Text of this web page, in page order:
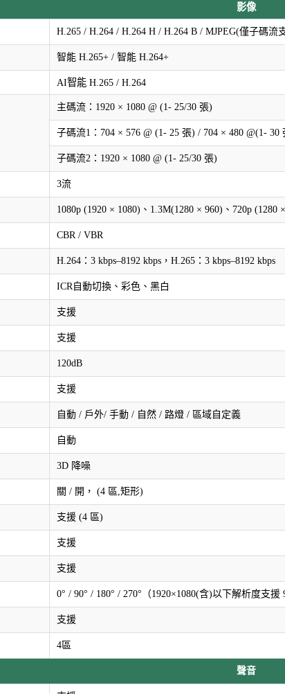
影像
H.265 / H.264 / H.264 H / H.264 B / MJPEG(僅子碼流
智能 H.265+ / 智能 H.264+
AI智能 H.265 / H.264
主碼流：1920 × 1080 @ (1- 25/30 張)
子碼流1：704 × 576 @ (1- 25 張) / 704 × 480 @(1- 30
子碼流2：1920 × 1080 @ (1- 25/30 張)
3流
1080p (1920 × 1080)、1.3M(1280 × 960)、720p
CBR / VBR
H.264：3 kbps–8192 kbps，H.265：3 kbps–8192 kbps
ICR自動切換、彩色、黑白
支援
支援
120dB
支援
自動 / 戶外/ 手動 / 自然 / 路燈 / 區域自定義
自動
3D 降噪
關 / 開， (4 區,矩形)
支援 (4 區)
支援
支援
0° / 90° / 180° / 270°（1920×1080(含)以下解析度支援
支援
4區
聲音